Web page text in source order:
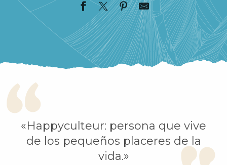
«Happyculteur: persona que vive
de los pequeños placeres de la
vida.»